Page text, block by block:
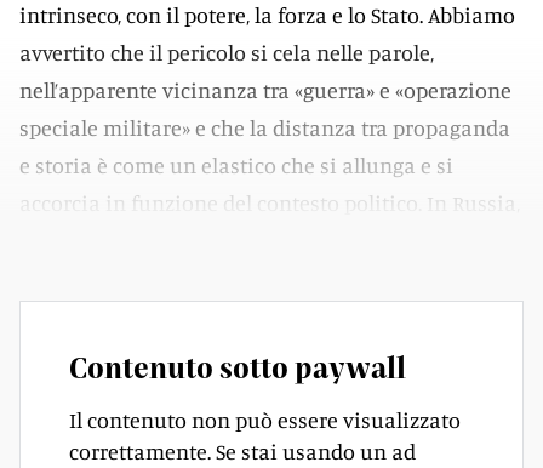
intrinseco, con il potere, la forza e lo Stato. Abbiamo
avvertito che il pericolo si cela nelle parole,
nell’apparente vicinanza tra «guerra» e «operazione
speciale militare» e che la distanza tra propaganda
e storia è come un elastico che si allunga e si
accorcia in funzione del contesto politico. In Russia,
Contenuto sotto paywall
Il contenuto non può essere visualizzato
correttamente. Se stai usando un ad